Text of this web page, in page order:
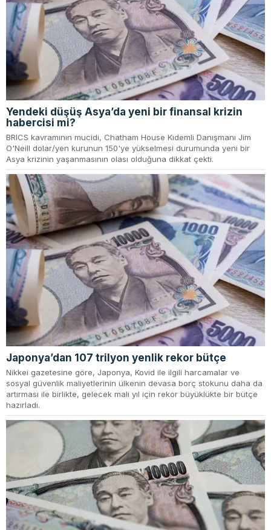
Yendeki düşüş Asya’da yeni bir finansal krizin
habercisi mi?
BRICS kavramının mucidi, Chatham House Kıdemli Danışmanı Jim
O'Neill dolar/yen kurunun 150'ye yükselmesi durumunda yeni bir
Asya krizinin yaşanmasının olası olduğuna dikkat çekti.
Japonya’dan 107 trilyon yenlik rekor bütçe
Nikkei gazetesine göre, Japonya, Kovid ile ilgili harcamalar ve
sosyal güvenlik maliyetlerinin ülkenin devasa borç stokunu daha da
artırması ile birlikte, gelecek mali yıl için rekor büyüklükte bir bütçe
hazırladı.